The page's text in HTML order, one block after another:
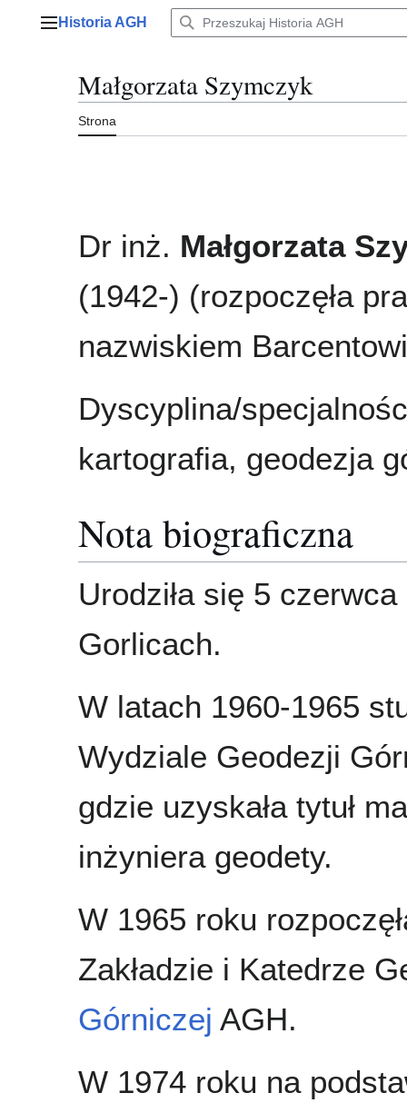
Menu główne
Historia AGH
Małgorzata Szymczyk
Strona
Dr inż. Małgorzata
(1942-) (rozpoczęła
nazwiskiem
Dyscyplina/
kartografia, geodezja
Nota biograficzna
Urodziła się 5
Gorlicach.
W latach 1960-1965
Wydziale Geodezji
gdzie uzyskała tytuł
inżyniera geodety.
W 1965 roku
Zakładzie i Katedrze
Górniczej AGH.
W 1974 roku na